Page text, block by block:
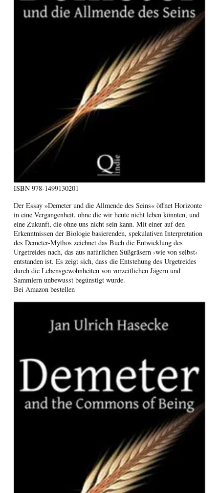
ISBN 978-1499130201
Der Essay »Demeter und die Allmende des Seins« öffnet Horizonte
in eine Vergangenheit, ohne die wir heute nicht leben könnten, und
eine Zukunft, die ohne uns nicht sein kann. Mit einer auf den
Erkenntnissen der Biologie basierenden, spekulativen Interpretation
des Demeter-Mythos zeichnet das Buch die Entwicklung des
Urgetreides nach, das aus natürlichen Süßgräsern ›wie von selbst‹
entstanden ist. Es zeigt sich, dass die Entstehung des Urgetreides
durch die Lebensgewohnheiten von vorzeitlichen Jägern und
Sammlern unbewusst begünstigt wurde.
Bei Amazon bestellen